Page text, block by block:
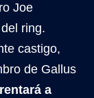
Joe
ring.
castigo,
de Gallus
a